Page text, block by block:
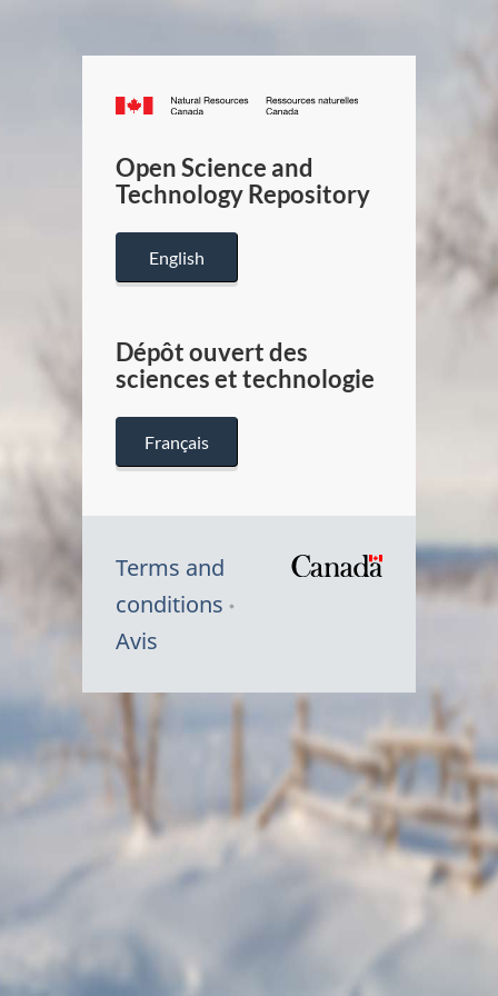
Canada.ca
/
Canada
Open Science and
Technology Repository
English
Dépôt ouvert des
sciences et technologie
Français
Terms and
conditions
Avis
Symbole
Canada